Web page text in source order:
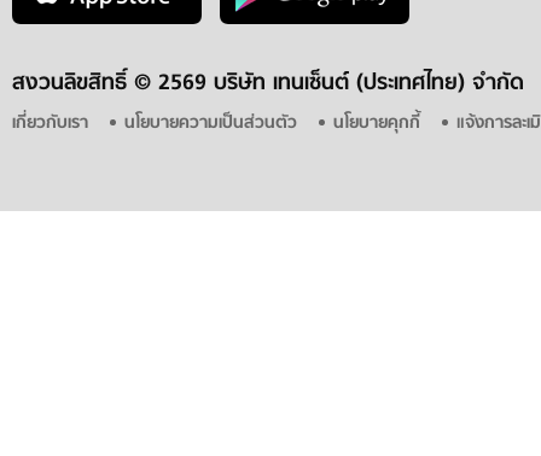
สงวนลิขสิทธิ์ © 2569 บริษัท เทนเซ็นต์ (ประเทศไทย) จำกัด
เกี่ยวกับเรา นโยบายความเป็นส่วนตัว นโยบายคุกกี้ แจ้งการละ